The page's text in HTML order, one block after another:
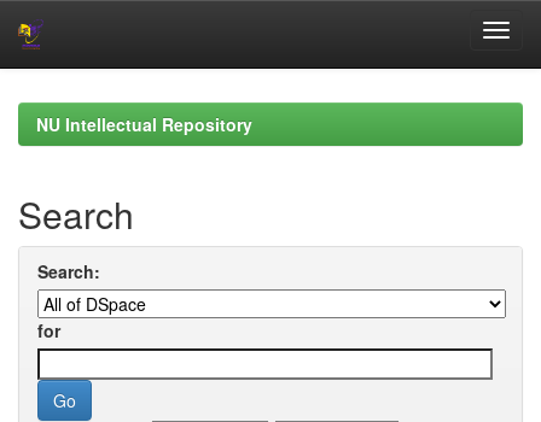
navigationNU Intellectual Repository
Search
Search:
for